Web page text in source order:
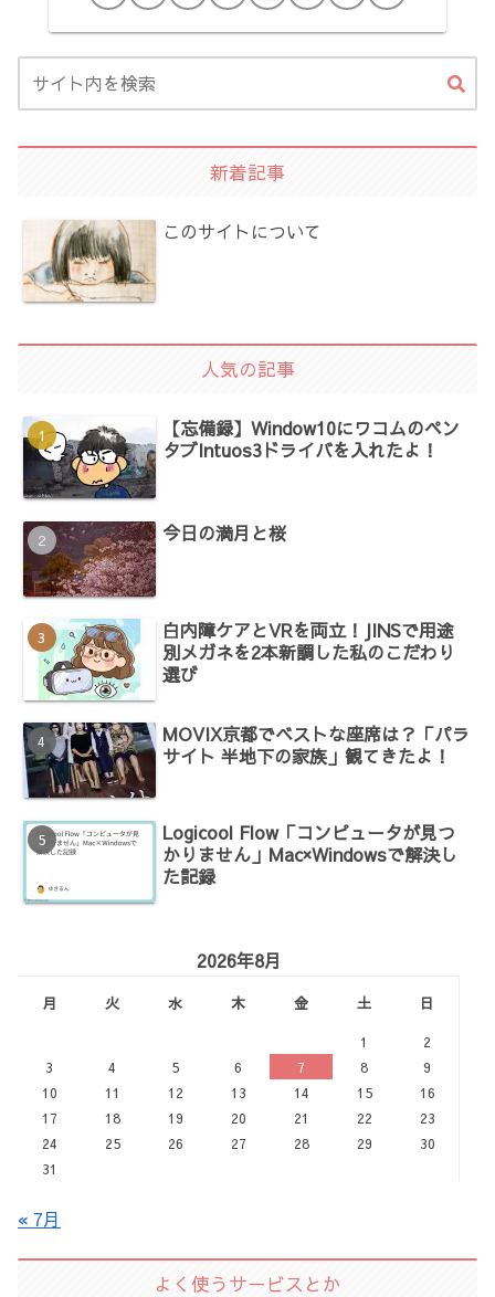
新着記事
このサイトについて
人気の記事
【忘備録】Window10にワコムのペン
タブIntuos3ドライバを入れたよ！
今日の満月と桜
白内障ケアとVRを両立！JINSで用途
別メガネを2本新調した私のこだわり
選び
MOVIX京都でベストな座席は？「パラ
サイト 半地下の家族」観てきたよ！
Logicool Flow「コンピュータが見つ
かりません」Mac×Windowsで解決し
た記録
2026年8月
月 火 水 木 金 土 日
1
2
3
4 5 6 7 8
9
10
11 12 13 14 15
16
17
18 19 20 21 22
23
24
25 26 27 28 29
30
31
« 7月
よく使うサービスとか